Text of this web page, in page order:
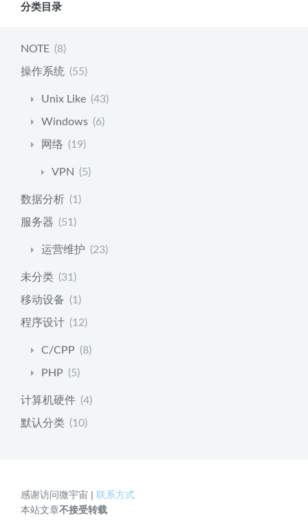
分类目录
NOTE (8)
操作系统 (55)
Unix Like (43)
Windows (6)
网络 (19)
VPN (5)
数据分析 (1)
服务器 (51)
运营维护 (23)
未分类 (31)
移动设备 (1)
程序设计 (12)
C/CPP (8)
PHP (5)
计算机硬件 (4)
默认分类 (10)
感谢访问微宇宙 | 联系方式
本站文章不接受转载